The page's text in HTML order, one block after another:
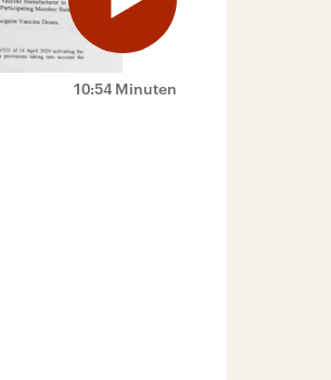
10:54 Minuten